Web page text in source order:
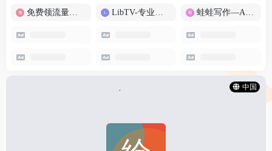
免费领流量卡-包邮 LibTV-专业视频创作工具 蛙蛙写作—AI智能写作助手
中国